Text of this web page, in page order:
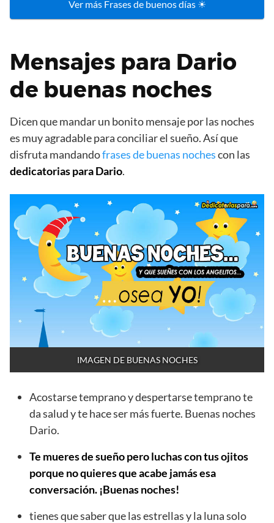
Ver más Frases de buenos días ☀
Mensajes para Dario
de buenas noches
Dicen que mandar un bonito mensaje por las noches
es muy agradable para conciliar el sueño. Así que
disfruta mandandofrases de buenas nochescon las
dedicatorias para Dario.
IMAGEN DE BUENAS NOCHES
Acostarse temprano y despertarse temprano te
da salud y te hace ser más fuerte. Buenas noches
Dario.
Te mueres de sueño pero luchas con tus ojitos
porque no quieres que acabe jamás esa
conversación. ¡Buenas noches!
tienes que saber que las estrellas y la luna solo